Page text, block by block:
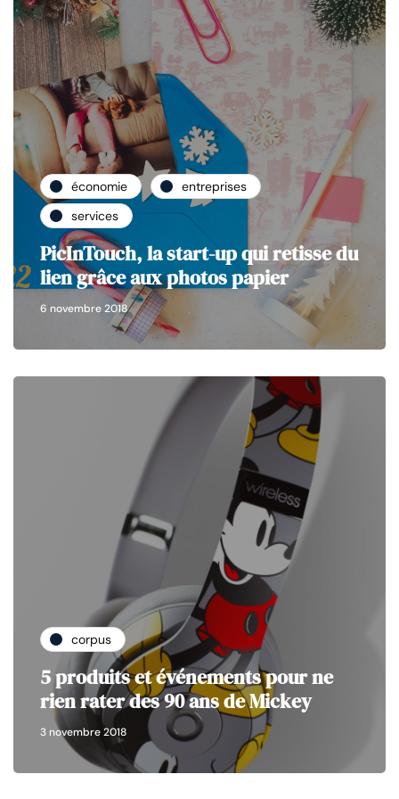
économie
entreprises
services
PicInTouch, la start-up qui retisse du
lien grâce aux photos papier
6 novembre 2018
corpus
5 produits et événements pour ne
rien rater des 90 ans de Mickey
3 novembre 2018